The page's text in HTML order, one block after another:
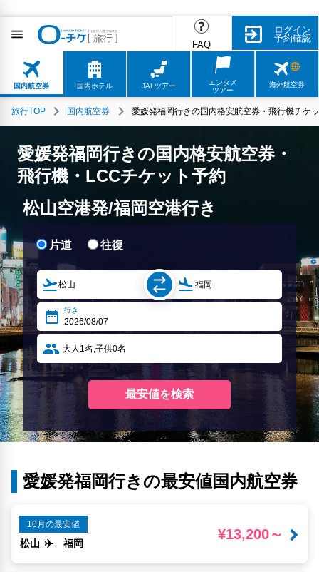
FAQ
ログイン
予約確認
国内航空券 国内ホテル JALツアー
エンタメ
ツアー
海外航空券
旅行TOP 国内航空券 愛媛発福岡行きの国内格安航空券・飛行機チケ
愛媛発福岡行きの国内格安航空券・
飛行機・LCCチケット予約
松山空港発/福岡空港行き
愛媛発福岡行きの最安値国内航空券
10月の最安値
松山 福岡
¥13,200～